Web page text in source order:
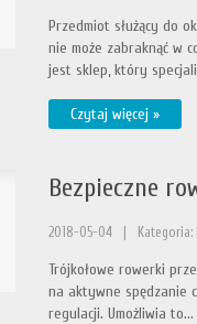
Przedmiot służący do
nie może zabraknąć w
jest sklep, który
Czytaj więcej »
Bezpieczne
2018-05-04 Kategoria:
Trójkołowe rowerki
na aktywne spędzanie
regulacji. Umożliwia to...